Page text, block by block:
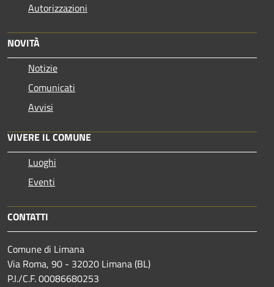
Autorizzazioni
NOVITÀ
Notizie
Comunicati
Avvisi
VIVERE IL COMUNE
Luoghi
Eventi
CONTATTI
Comune di Limana
Via Roma, 90 - 32020 Limana (BL)
P.I./C.F. 00086680253